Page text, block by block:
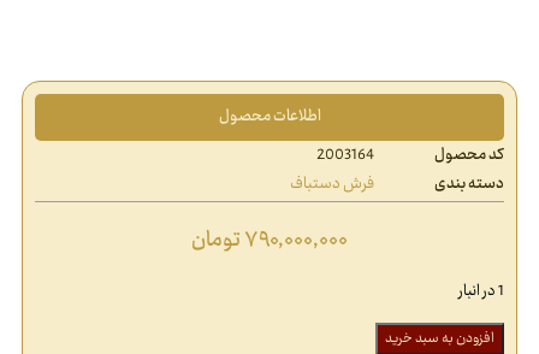
اطلاعات محصول
کد محصول
2003164
دسته بندی
فرش دستباف
۷۹۰,۰۰۰,۰۰۰تومان
1 در انبار
افزودن به سبد خرید